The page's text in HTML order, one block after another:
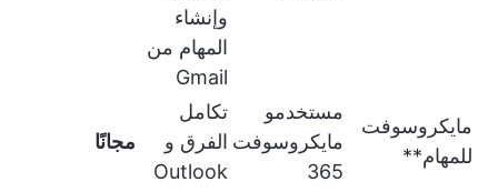
وإنشاء
المهام من
Gmail
مايكروسوفت
للمهام**
مستخدمو
مايكروسوفت
365
تكامل
الفرق و
Outlook
مجانًا